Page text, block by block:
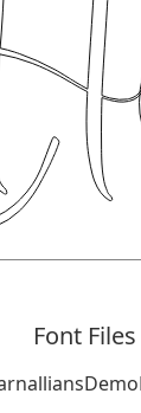
Font Files